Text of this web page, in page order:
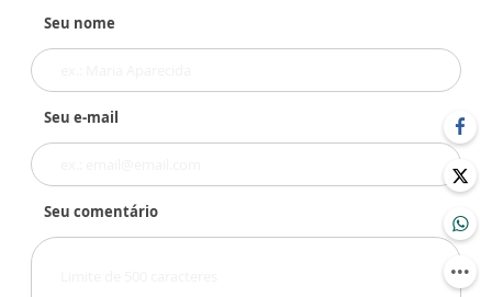
Seu nome
Seu e-mail
Seu comentário